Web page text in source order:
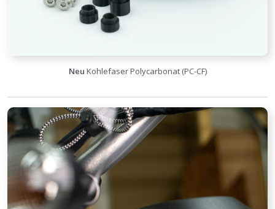
Neu Kohlefaser Polycarbonat (PC-CF)